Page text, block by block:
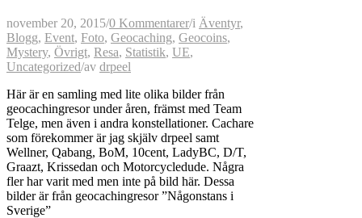
november 20, 2015/0 Kommentarer/i Äventyr,
Blogg, Event, Foto, Geocaching, Geocoins,
Mystery, Övrigt, Resa, Statistik, UE,
Uncategorized/av drpeel
Här är en samling med lite olika bilder från
geocachingresor under åren, främst med Team
Telge, men även i andra konstellationer. Cachare
som förekommer är jag skjälv drpeel samt
Wellner, Qabang, BoM, 10cent, LadyBC, D/T,
Graazt, Krissedan och Motorcycledude. Några
fler har varit med men inte på bild här. Dessa
bilder är från geocachingresor ”Någonstans i
Sverige”